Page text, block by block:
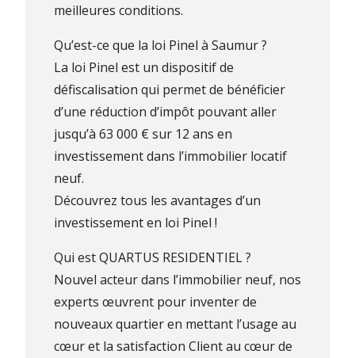
meilleures conditions.
Qu’est-ce que la loi Pinel à Saumur ?
La loi Pinel est un dispositif de
défiscalisation qui permet de bénéficier
d’une réduction d’impôt pouvant aller
jusqu’à 63 000 € sur 12 ans en
investissement dans l’immobilier locatif
neuf.
Découvrez tous les avantages d’un
investissement en loi Pinel !
Qui est QUARTUS RESIDENTIEL ?
Nouvel acteur dans l’immobilier neuf, nos
experts œuvrent pour inventer de
nouveaux quartier en mettant l’usage au
cœur et la satisfaction Client au cœur de